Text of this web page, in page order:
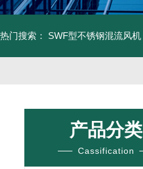
热门搜索： SWF型不锈钢混流风机
产品分类
Cassification